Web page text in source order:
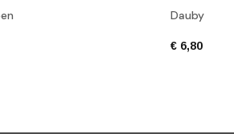
Dauby
€ 6,80